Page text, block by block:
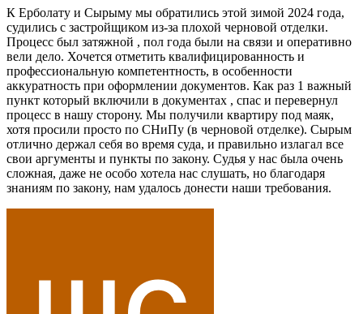
К Ерболату и Сырыму мы обратились этой зимой 2024 года,
судились с застройщиком из-за плохой черновой отделки.
Процесс был затяжной , пол года были на связи и оперативно
вели дело. Хочется отметить квалифицированность и
профессиональную компетентность, в особенности
аккуратность при оформлении документов. Как раз 1 важный
пункт который включили в документах , спас и перевернул
процесс в нашу сторону. Мы получили квартиру под маяк,
хотя просили просто по СНиПу (в черновой отделке). Сырым
отлично держал себя во время суда, и правильно излагал все
свои аргументы и пункты по закону. Судья у нас была очень
сложная, даже не особо хотела нас слушать, но благодаря
знаниям по закону, нам удалось донести наши требования.